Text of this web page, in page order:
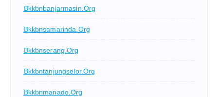
Bkkbnbanjarmasin.org
Bkkbnsamarinda.org
Bkkbnserang.org
Bkkbntanjungselor.org
Bkkbnmanado.org